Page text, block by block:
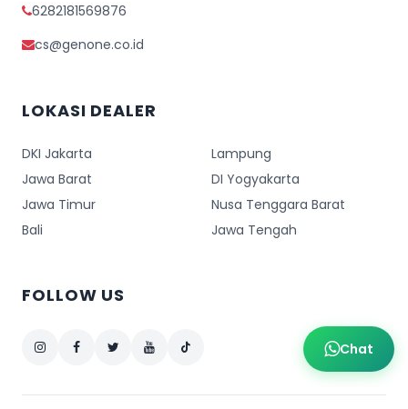
6282181569876
cs@genone.co.id
LOKASI DEALER
DKI Jakarta
Lampung
Jawa Barat
DI Yogyakarta
Jawa Timur
Nusa Tenggara Barat
Bali
Jawa Tengah
FOLLOW US
Chat